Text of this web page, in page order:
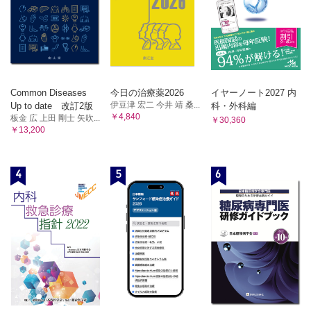
4）肝動脈の走行と門脈の走行（4）─原始腸管を取り巻く静脈の変化
第9節 門脈と門脈に流入する静脈，脾静脈・下腸間膜静脈・左胃静
脈・右胃静脈・右胃大網静脈
1）肝動脈の走行と門脈の走行（5）─「癒合と消退」説で見る肝動脈と
門脈
2）門脈の形成とそれにかかわる静脈
左胃静脈・右胃静脈・右胃大網静脈
第7章 新しい視点に立って肝動脈・門脈を見る
第1節 肝十二指腸間膜内での肝動脈と門脈
第2節 新たな視点に立って肝動脈・門脈を見る
第1節 系統リンパ流と領域リンパ流，リンパ流の流域，リンパ連鎖，
第2節 リンパ管・リンパ節を見る，点と線，仮説と検証
第3節 Sappey とMikulicz
第4節 Gerota と Cunéo
第5節 Pólya，Navratil と三宅速
第6節 Rouvière，井上與惣一と梶谷鐶
第9章 要約
第1節 臨床解剖学から見た腹側間膜と背側間膜
第2節 「間膜根」と動脈・静脈
第3節 「間膜根」とリンパ流
第4節 「間膜根」と自律神経
1）卵黄囊血管から卵黄囊動脈（臍腸間膜動脈）・卵黄囊静
脈（臍腸間膜静脈への整理・統合
2）臍腸間膜動脈（卵黄囊動脈）は背側大動脈の起始と結合
し，臍腸間膜静脈（卵黄囊静脈）は背側間膜内で連繋し，
腹側間膜内で統合される
で見る
4）臍腸間膜動脈・臍腸間膜静脈の整理・統合を立体模式図
で見る
への批判（2）－発生学教科書に載る門脈の成り立ち説明
への批判
第2節 基本型の成り立ち
1）より簡略化した立体模式図から始める
2）成人体の上腹部腸管（胃）に関与する動脈・静脈は，3本
の臍腸間膜動脈・静脈から始まる
3）3本の臍腸間膜動脈における変化
4）上腹部腸管（胃）の「ころがり回転」―境界部腸管（十
二指腸）の右傾倒と「偏側拡張」に伴う動脈の変化（1）
5）上腹部腸管（胃）の「ころがり回転」―境界部腸管（十
Common Diseases
Up to date 改訂2版
板金 広 上田 剛士 矢吹...
￥13,200
今日の治療薬2026
伊豆津 宏二 今井 靖 桑...
￥4,840
イヤーノート2027 内
科・外科編
￥30,360
4 5 6